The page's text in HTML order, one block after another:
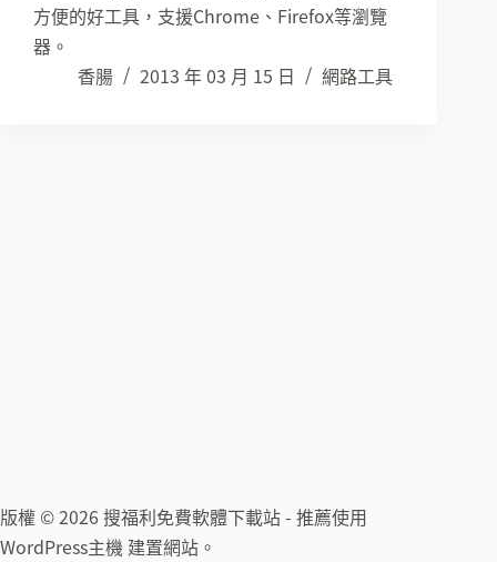
方便的好工具，支援Chrome、Firefox等瀏覽
器。
香腸
2013 年 03 月 15 日 網路工具
版權 © 2026 搜福利免費軟體下載站 - 推薦使用
WordPress主機 建置網站。